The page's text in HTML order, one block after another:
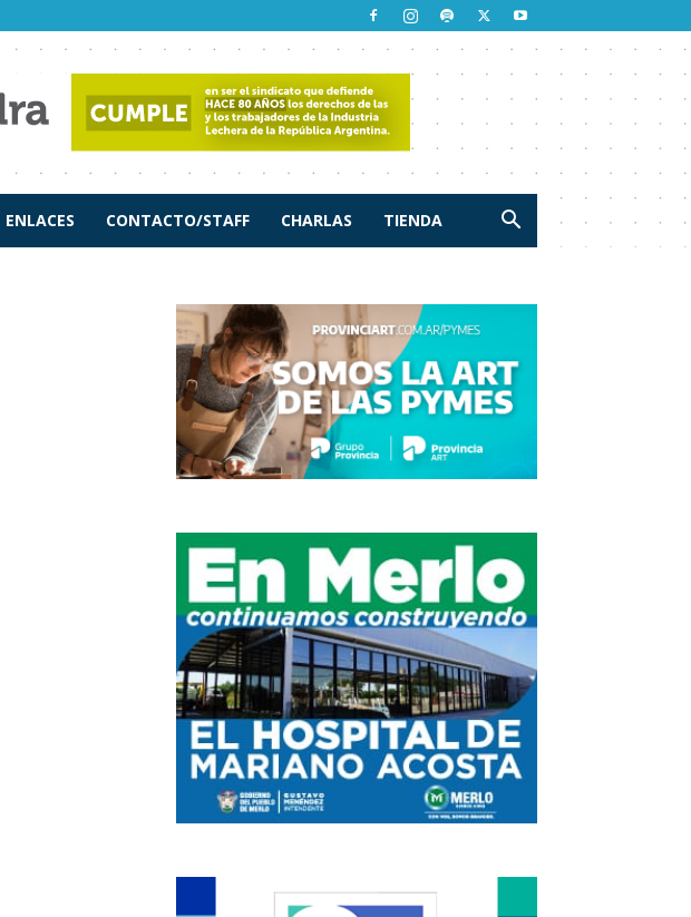
ENLACES CONTACTO/STAFF CHARLAS TIENDA